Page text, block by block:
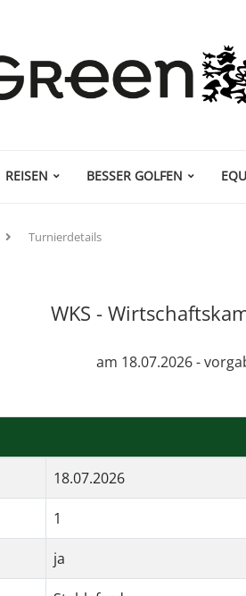
REISEN BESSER GOLFEN
Turnierdetails
WKS -
am 18.07.2026 -
18.07.2026
1
ja